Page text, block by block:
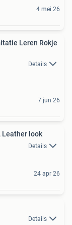
4 mei 26
Leren Rokje
Details
7 jun 26
Leather look
Details
24 apr 26
Details